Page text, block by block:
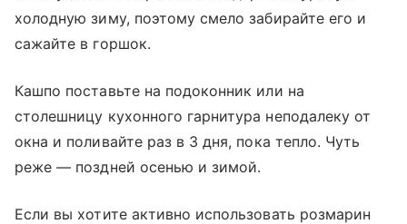
холодную зиму, поэтому смело забирайте его и
сажайте в горшок.
Кашпо поставьте на подоконник или на
столешницу кухонного гарнитура неподалеку от
окна и поливайте раз в 3 дня, пока тепло. Чуть
реже — поздней осенью и зимой.
Если вы хотите активно использовать розмарин